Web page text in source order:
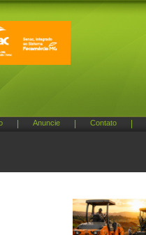
Anuncie Contato